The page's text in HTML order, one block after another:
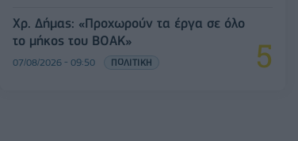
Χρ. Δήμας: «Προχωρούν τα έργα σε όλο
το μήκος του ΒΟΑΚ»
07/08/2026 - 09:50 ΠΟΛΙΤΙΚΗ